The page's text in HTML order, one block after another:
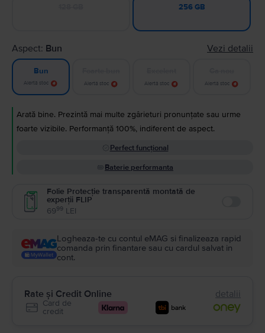
256 GB
Aspect: Bun Vezi detalii
Bun
Alertă stoc Alertă stoc Alertă stoc Alertă stoc
Arată bine. Prezintă mai multe zgârieturi pronunțate sau urme
foarte vizibile. Performanță 100%, indiferent de aspect.
Perfect funcțional
Baterie performanta
Folie Protecție transparentă montată de
experții FLIP
6999 LEI
Logheaza-te cu contul eMAG si finalizeaza rapid
comanda prin finantare sau cu cardul salvat in
cont.
Rate și Credit Online detalii
Card de
credit